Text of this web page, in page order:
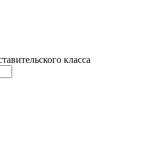
класса